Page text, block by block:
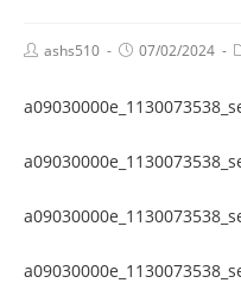
Postashs510
Post07/02/2024